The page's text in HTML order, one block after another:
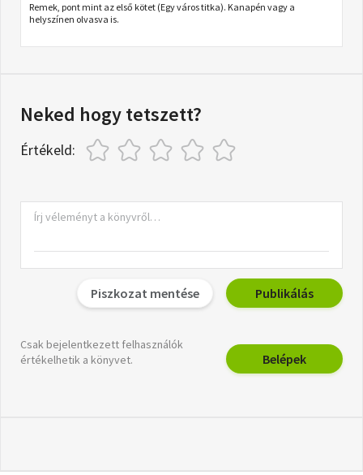
Remek, pont mint az első kötet (Egy város titka). Kanapén vagy a
helyszínen olvasva is.
Neked hogy tetszett?
Értékeld:
Piszkozat mentése Publikálás
Csak bejelentkezett felhasználók
értékelhetik a könyvet.
Belépek